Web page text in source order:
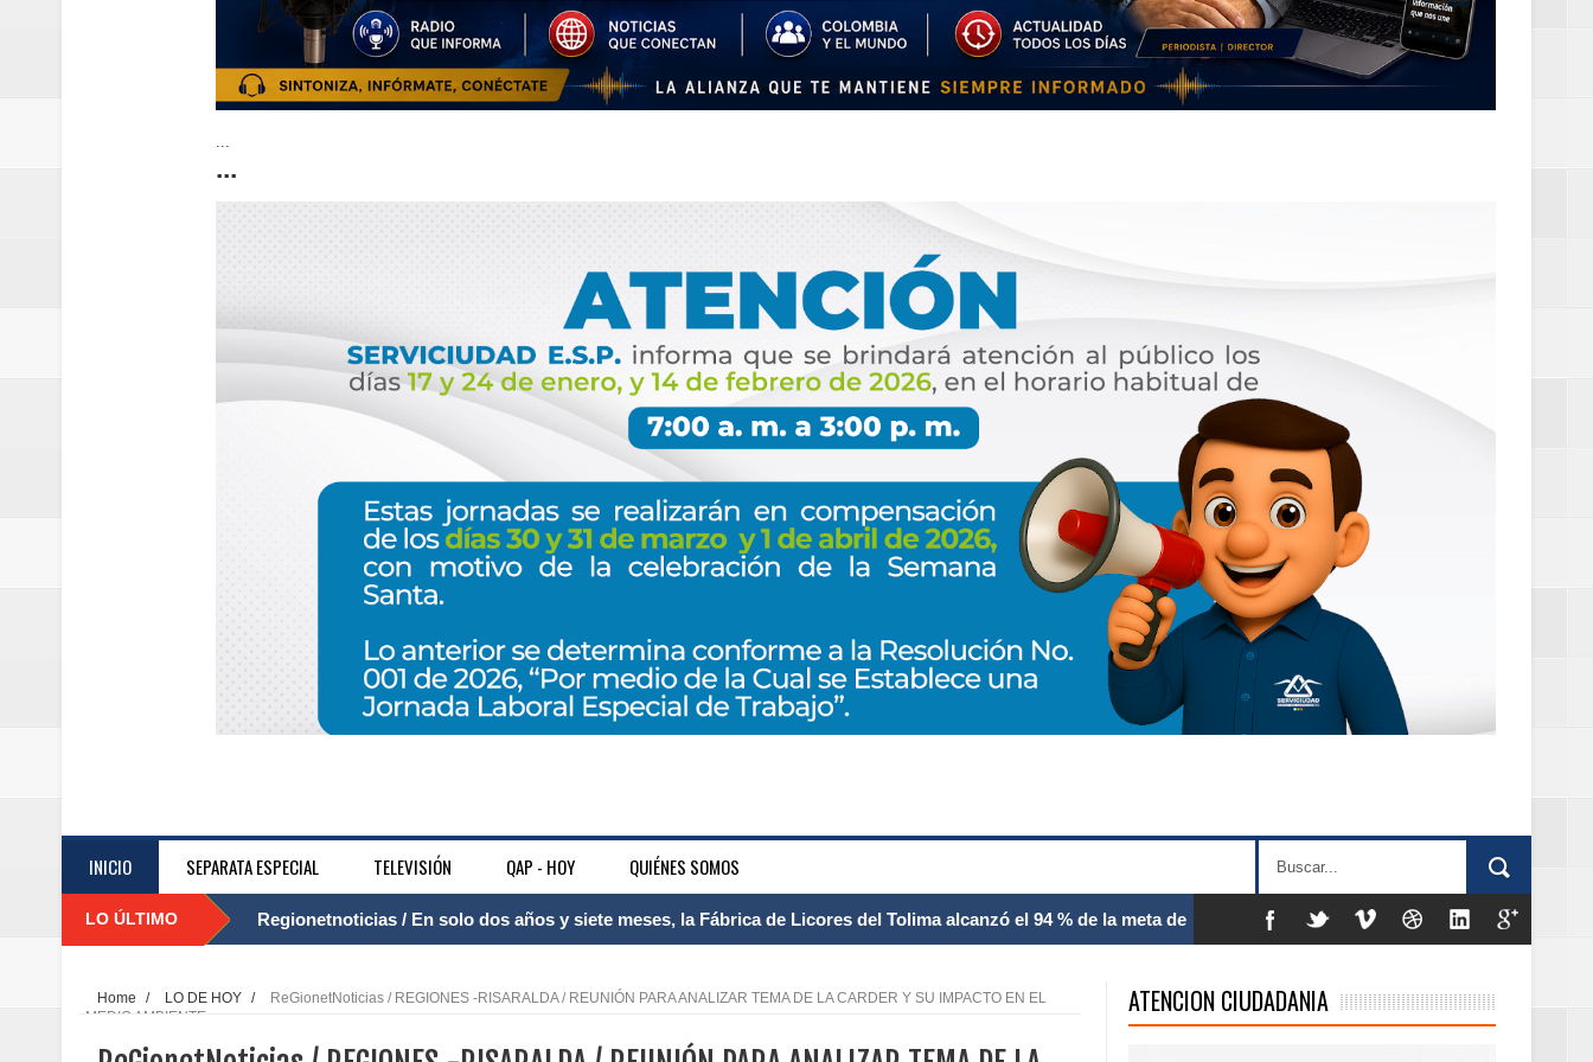
...
...
INICIO SEPARATA ESPECIAL TELEVISIÓN QAP - HOY QUIÉNES SOMOS
LO ÚLTIMO Regionetnoticias / El Aeropuerto Internacional Matecaña fortalece su conectividad con una nueva frecuencia
Home / LO DE HOY /
ReGionetNoticias / REGIONES -RISARALDA / REUNIÓN PARA ANALIZAR TEMA DE LA CARDER Y SU IMPACTO EN EL
MEDIO AMBIENTE
ATENCION CIUDADANIA